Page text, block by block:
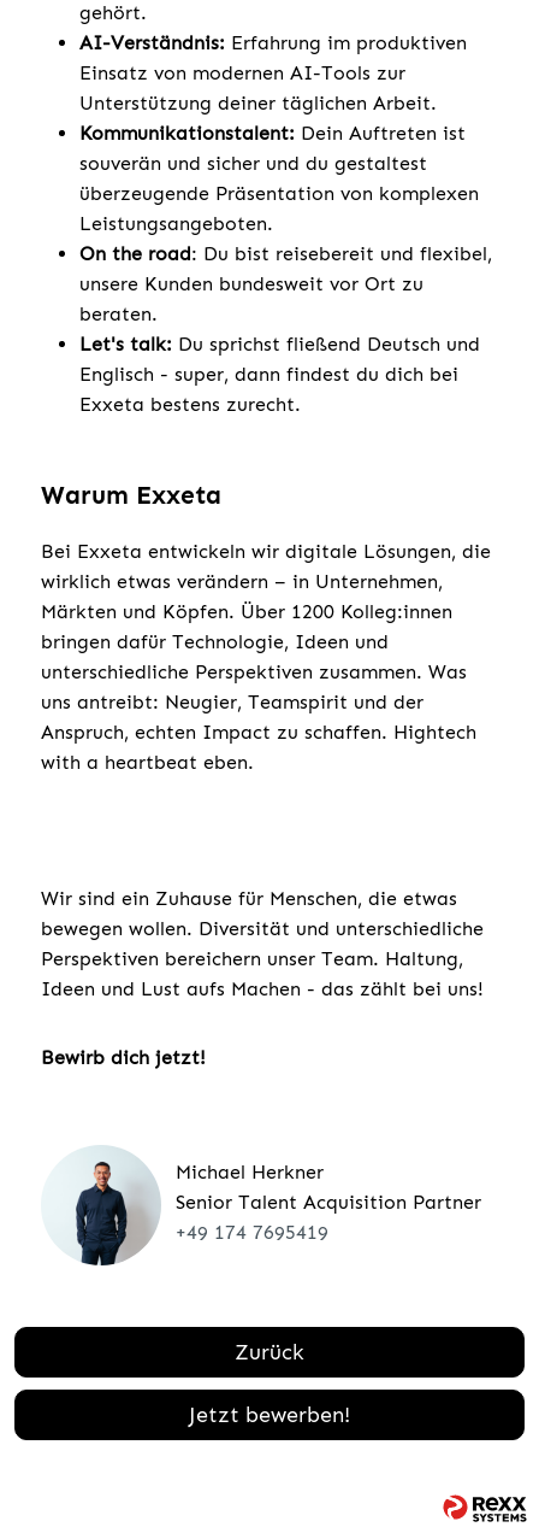
gehört.
AI-Verständnis: Erfahrung im produktiven
Einsatz von modernen AI-Tools zur
Unterstützung deiner täglichen Arbeit.
Kommunikationstalent: Dein Auftreten ist
souverän und sicher und du gestaltest
überzeugende Präsentation von komplexen
Leistungsangeboten.
On the road: Du bist reisebereit und flexibel,
unsere Kunden bundesweit vor Ort zu
beraten.
Let's talk: Du sprichst fließend Deutsch und
Englisch - super, dann findest du dich bei
Exxeta bestens zurecht.
Warum Exxeta
Bei Exxeta entwickeln wir digitale Lösungen, die
wirklich etwas verändern – in Unternehmen,
Märkten und Köpfen. Über 1200 Kolleg:innen
bringen dafür Technologie, Ideen und
unterschiedliche Perspektiven zusammen. Was
uns antreibt: Neugier, Teamspirit und der
Anspruch, echten Impact zu schaffen. Hightech
with a heartbeat eben.
Wir sind ein Zuhause für Menschen, die etwas
bewegen wollen. Diversität und unterschiedliche
Perspektiven bereichern unser Team. Haltung,
Ideen und Lust aufs Machen - das zählt bei uns!
Bewirb dich jetzt!
Michael Herkner
Senior Talent Acquisition Partner
+49 174 7695419
Zurück
Jetzt bewerben!